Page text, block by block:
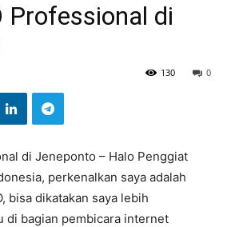
Professional di
0
130
di Jeneponto – Halo Penggiat
perkenalkan saya adalah
bisa dikatakan saya lebih
di bagian pembicara internet